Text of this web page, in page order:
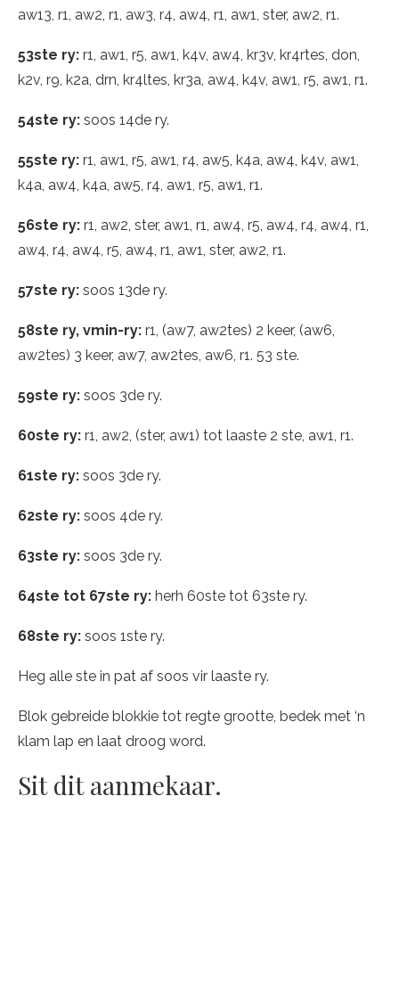
aw13, r1, aw2, r1, aw3, r4, aw4, r1, aw1, ster, aw2, r1.
53ste ry: r1, aw1, r5, aw1, k4v, aw4, kr3v, kr4rtes, don,
k2v, r9, k2a, drn, kr4ltes, kr3a, aw4, k4v, aw1, r5, aw1, r1.
54ste ry: soos 14de ry.
55ste ry: r1, aw1, r5, aw1, r4, aw5, k4a, aw4, k4v, aw1,
k4a, aw4, k4a, aw5, r4, aw1, r5, aw1, r1.
56ste ry: r1, aw2, ster, aw1, r1, aw4, r5, aw4, r4, aw4, r1,
aw4, r4, aw4, r5, aw4, r1, aw1, ster, aw2, r1.
57ste ry: soos 13de ry.
58ste ry, vmin-ry: r1, (aw7, aw2tes) 2 keer, (aw6,
aw2tes) 3 keer, aw7, aw2tes, aw6, r1. 53 ste.
59ste ry: soos 3de ry.
60ste ry: r1, aw2, (ster, aw1) tot laaste 2 ste, aw1, r1.
61ste ry: soos 3de ry.
62ste ry: soos 4de ry.
63ste ry: soos 3de ry.
64ste tot 67ste ry: herh 60ste tot 63ste ry.
68ste ry: soos 1ste ry.
Heg alle ste in pat af soos vir laaste ry.
Blok gebreide blokkie tot regte grootte, bedek met ‘n
klam lap en laat droog word.
Sit dit aanmekaar.